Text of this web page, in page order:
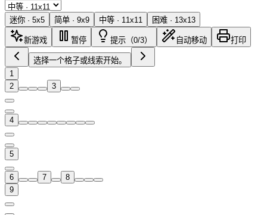
迷你 · 5x5 简单 · 9x9 中等 · 11x11 困难 · 13x13
新游戏 暂停 提示（0/3） 自动移动 打印
选择一个格子或线索开始。
1
2
3
4
5
6 7
8
9